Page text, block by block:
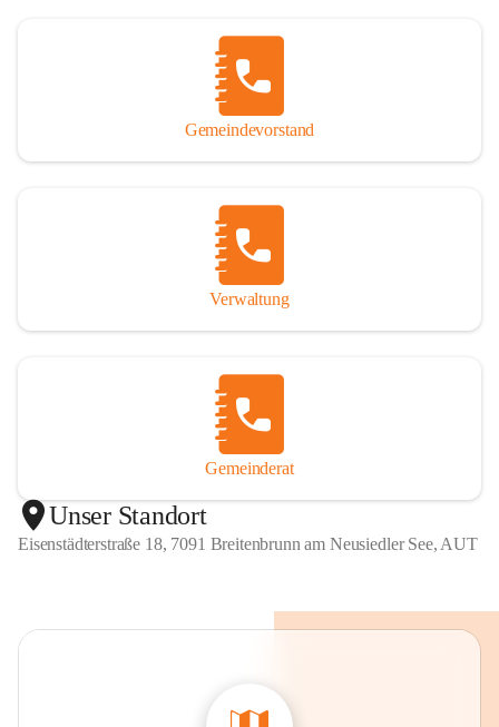
Gemeindevorstand
Verwaltung
Gemeinderat
Unser Standort
Eisenstädterstraße 18, 7091 Breitenbrunn am Neusiedler See, AUT